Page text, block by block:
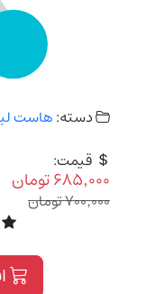
دسته:هاست
قیمت:
۶۸۵٬۰۰۰تومان
۷۰۰٬۰۰۰تومان